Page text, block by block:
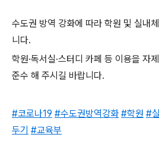
수도권 방역 강화에 따라 학원 및 실내
니다.
학원·독서실·스터디 카페 등 이용을 자
준수 해 주시길 바랍니다.
#코로나19 #수도권방역강화 #학원 #
두기 #교육부